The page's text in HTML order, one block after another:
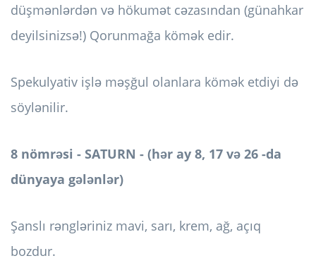
düşmənlərdən və hökumət cəzasından (günahkar
deyilsinizsə!) Qorunmağa kömək edir.
Spekulyativ işlə məşğul olanlara kömək etdiyi də
söylənilir.
8 nömrəsi - SATURN - (hər ay 8, 17 və 26 -da
dünyaya gələnlər)
Şanslı rəngləriniz mavi, sarı, krem, ağ, açıq
bozdur.